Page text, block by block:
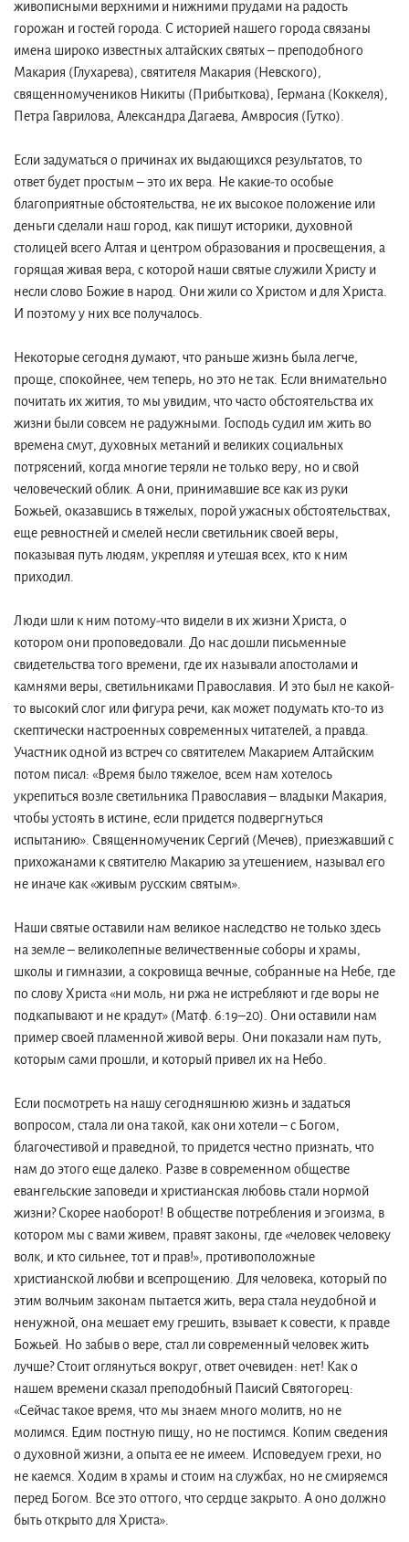
живописными верхними и нижними прудами на радость
горожан и гостей города. С историей нашего города связаны
имена широко известных алтайских святых – преподобного
Макария (Глухарева), святителя Макария (Невского),
священномучеников Никиты (Прибыткова), Германа (Коккеля),
Петра Гаврилова, Александра Дагаева, Амвросия (Гутко).
Если задуматься о причинах их выдающихся результатов, то
ответ будет простым – это их вера. Не какие-то особые
благоприятные обстоятельства, не их высокое положение или
деньги сделали наш город, как пишут историки, духовной
столицей всего Алтая и центром образования и просвещения, а
горящая живая вера, с которой наши святые служили Христу и
несли слово Божие в народ. Они жили со Христом и для Христа.
И поэтому у них все получалось.
Некоторые сегодня думают, что раньше жизнь была легче,
проще, спокойнее, чем теперь, но это не так. Если внимательно
почитать их жития, то мы увидим, что часто обстоятельства их
жизни были совсем не радужными. Господь судил им жить во
времена смут, духовных метаний и великих социальных
потрясений, когда многие теряли не только веру, но и свой
человеческий облик. А они, принимавшие все как из руки
Божьей, оказавшись в тяжелых, порой ужасных обстоятельствах,
еще ревностней и смелей несли светильник своей веры,
показывая путь людям, укрепляя и утешая всех, кто к ним
приходил.
Люди шли к ним потому-что видели в их жизни Христа, о
котором они проповедовали. До нас дошли письменные
свидетельства того времени, где их называли апостолами и
камнями веры, светильниками Православия. И это был не какой-
то высокий слог или фигура речи, как может подумать кто-то из
скептически настроенных современных читателей, а правда.
Участник одной из встреч со святителем Макарием Алтайским
потом писал: «Время было тяжелое, всем нам хотелось
укрепиться возле светильника Православия – владыки Макария,
чтобы устоять в истине, если придется подвергнуться
испытанию». Священномученик Сергий (Мечев), приезжавший с
прихожанами к святителю Макарию за утешением, называл его
не иначе как «живым русским святым».
Наши святые оставили нам великое наследство не только здесь
на земле – великолепные величественные соборы и храмы,
школы и гимназии, а сокровища вечные, собранные на Небе, где
по слову Христа «ни моль, ни ржа не истребляют и где воры не
подкапывают и не крадут» (Матф. 6:19–20). Они оставили нам
пример своей пламенной живой веры. Они показали нам путь,
которым сами прошли, и который привел их на Небо.
Если посмотреть на нашу сегодняшнюю жизнь и задаться
вопросом, стала ли она такой, как они хотели – с Богом,
благочестивой и праведной, то придется честно признать, что
нам до этого еще далеко. Разве в современном обществе
евангельские заповеди и христианская любовь стали нормой
жизни? Скорее наоборот! В обществе потребления и эгоизма, в
котором мы с вами живем, правят законы, где «человек человеку
волк, и кто сильнее, тот и прав!», противоположные
христианской любви и всепрощению. Для человека, который по
этим волчьим законам пытается жить, вера стала неудобной и
ненужной, она мешает ему грешить, взывает к совести, к правде
Божьей. Но забыв о вере, стал ли современный человек жить
лучше? Стоит оглянуться вокруг, ответ очевиден: нет! Как о
нашем времени сказал преподобный Паисий Святогорец:
«Сейчас такое время, что мы знаем много молитв, но не
молимся. Едим постную пищу, но не постимся. Копим сведения
о духовной жизни, а опыта ее не имеем. Исповедуем грехи, но
не каемся. Ходим в храмы и стоим на службах, но не смиряемся
перед Богом. Все это оттого, что сердце закрыто. А оно должно
быть открыто для Христа».